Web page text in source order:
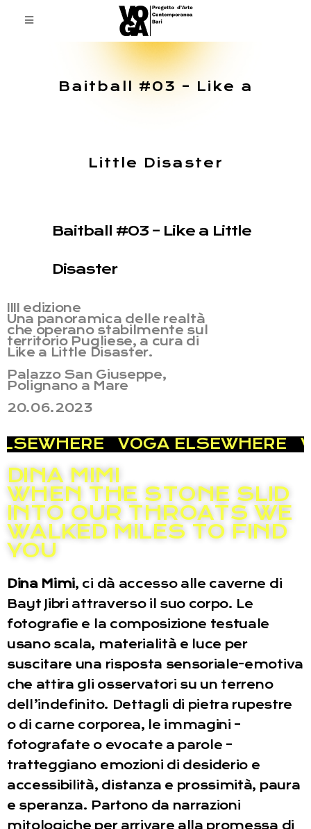
Baitball #03 – Like a
Little Disaster
Baitball #03 – Like a Little
Disaster
IIII edizione
Una panoramica delle realtà
che operano stabilmente sul
territorio Pugliese, a cura di
Like a Little Disaster.
Palazzo San Giuseppe,
Polignano a Mare
20.06.2023
VOGA ELSEWHERE
DINA MIMI
WHEN THE STONE SLID
INTO OUR THROATS WE
WALKED MILES TO FIND
YOU
Dina Mimi, ci dà accesso alle caverne di
Bayt Jibri attraverso il suo corpo. Le
fotografie e la composizione testuale
usano scala, materialità e luce per
suscitare una risposta sensoriale-emotiva
che attira gli osservatori su un terreno
dell’indefinito. Dettagli di pietra rupestre
o di carne corporea, le immagini –
fotografate o evocate a parole –
tratteggiano emozioni di desiderio e
accessibilità, distanza e prossimità, paura
e speranza. Partono da narrazioni